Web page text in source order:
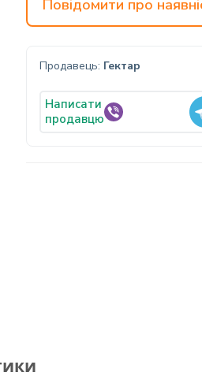
Повідомити про
Продавець: Гектар
Написати
продавцю